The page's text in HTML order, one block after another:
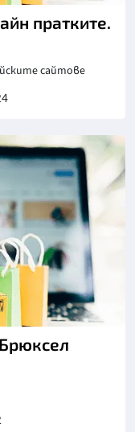
пратките.
сайтове